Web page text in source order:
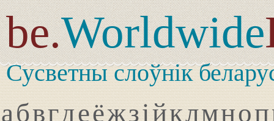
be.Worldwide
Сусветны слоўнік
абвгдеёжзійклмноп